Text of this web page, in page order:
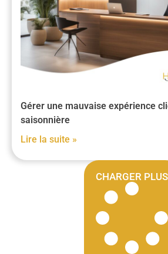
Gérer une mauvaise expérience
saisonnière
Lire la suite »
CHARGER PLUS